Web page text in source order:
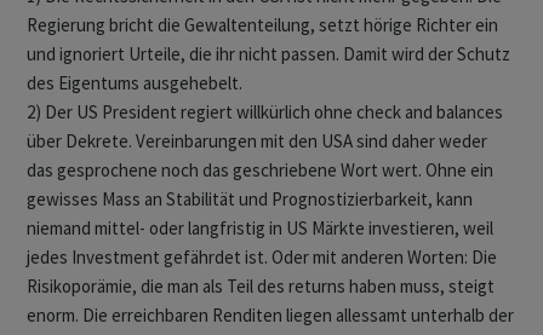
Regierung bricht die Gewaltenteilung, setzt hörige Richter ein
und ignoriert Urteile, die ihr nicht passen. Damit wird der Schutz
des Eigentums ausgehebelt.
2) Der US President regiert willkürlich ohne check and balances
über Dekrete. Vereinbarungen mit den USA sind daher weder
das gesprochene noch das geschriebene Wort wert. Ohne ein
gewisses Mass an Stabilität und Prognostizierbarkeit, kann
niemand mittel- oder langfristig in US Märkte investieren, weil
jedes Investment gefährdet ist. Oder mit anderen Worten: Die
Risikoporämie, die man als Teil des returns haben muss, steigt
enorm. Die erreichbaren Renditen liegen allessamt unterhalb der